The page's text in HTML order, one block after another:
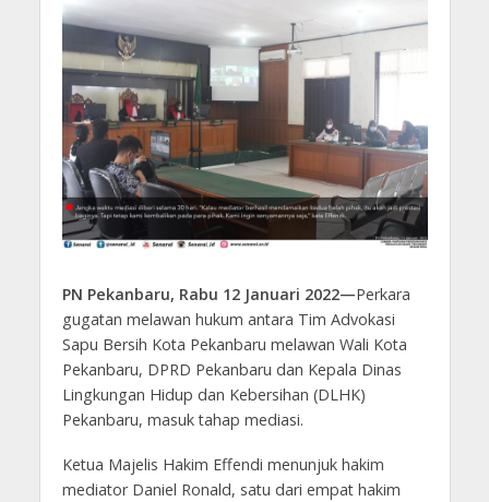
PN Pekanbaru, Rabu 12 Januari 2022—Perkara
gugatan melawan hukum antara Tim Advokasi
Sapu Bersih Kota Pekanbaru melawan Wali Kota
Pekanbaru, DPRD Pekanbaru dan Kepala Dinas
Lingkungan Hidup dan Kebersihan (DLHK)
Pekanbaru, masuk tahap mediasi.
Ketua Majelis Hakim Effendi menunjuk hakim
mediator Daniel Ronald, satu dari empat hakim